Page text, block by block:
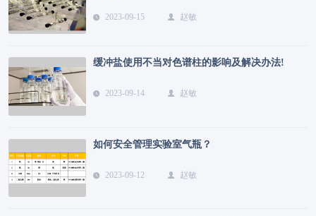
2023-09-15 赵敏
缓冲盐使用不当对色谱柱的影响及解决办法!
2023-09-14 赵敏
如何安全管理实验室气瓶？
2023-09-12 赵敏